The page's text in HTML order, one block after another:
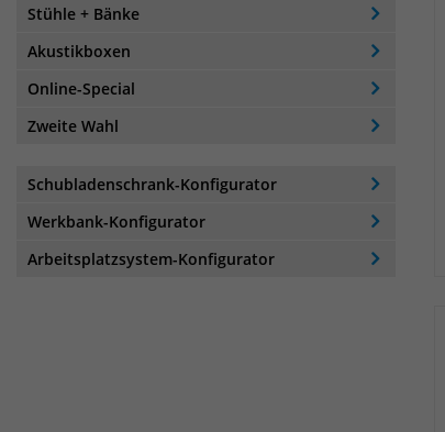
Stühle + Bänke
Akustikboxen
Online-Special
Zweite Wahl
Schubladenschrank-Konfigurator
Werkbank-Konfigurator
Arbeitsplatzsystem-Konfigurator